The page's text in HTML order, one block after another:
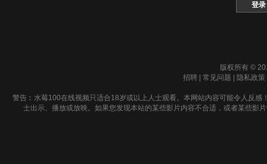
版权所有 ©
招聘
常见问题 隐私政策
警告︰水莓100在线视频只适合18岁或以上人士观看。本网站内容可能令人反
士出示、播放或放映。如果您发现本站的某些影片内容不合适，或者某些